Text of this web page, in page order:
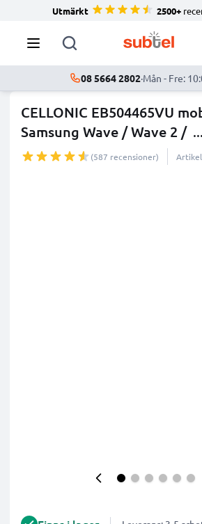
Utmärkt 2500+
08 5664 2802·Mån - Fre:
CELLONIC EB504465VU
Samsung Wave / Wave 2 / ...
(587 recensioner)